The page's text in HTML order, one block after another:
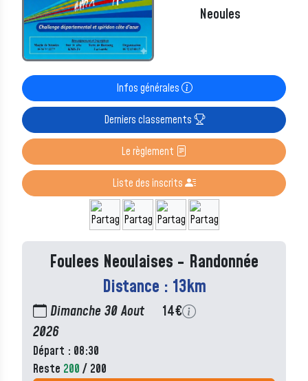
Neoules
Infos générales
Derniers classements
Le règlement
Liste des inscrits
Foulees Neoulaises - Randonnée
Distance : 13km
Dimanche 30 Aout
2026
Départ : 08:30
Reste 200 / 200
14€